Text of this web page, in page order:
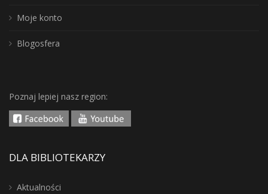
Moje konto
Blogosfera
Poznaj lepiej nasz region:
DLA BIBLIOTEKARZY
Aktualności